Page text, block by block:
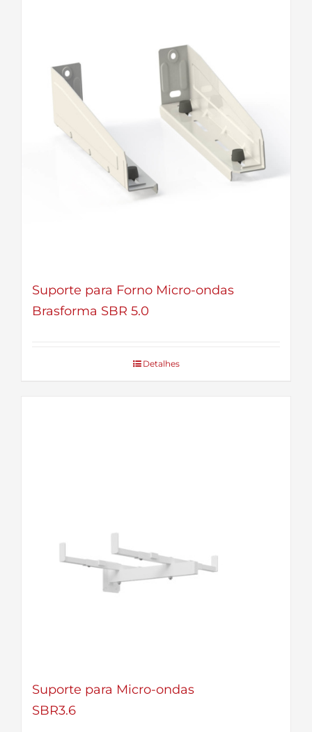
Suporte para Forno Micro-ondas
Brasforma SBR 5.0
Detalhes
Suporte para Micro-ondas
SBR3.6